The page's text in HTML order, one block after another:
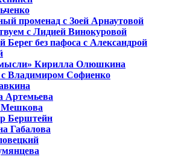
променад с Зоей Арнаутовой
с Лидией Винокуровой
Берег без пафоса с Александрой
мысли» Кирилла Олюшкина
с Владимиром Софиенко
Артемьева
Мешкова
Берштейн
Габалова